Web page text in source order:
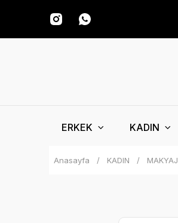
ERKEK KADIN
Anasayfa KADIN MAKYAJ